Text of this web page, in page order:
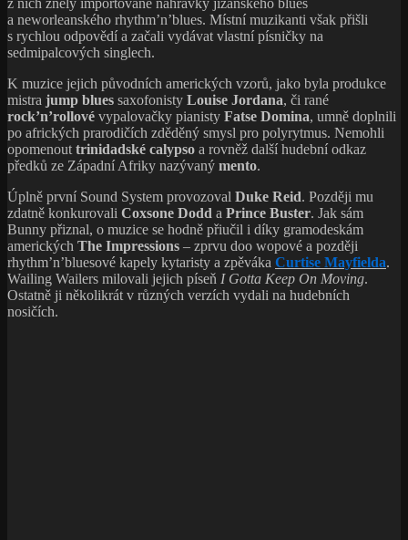
a neworleanského rhythm’n’blues. Místní muzikanti však přišli
s rychlou odpovědí a začali vydávat vlastní písničky na
sedmipalcových singlech.
K muzice jejich původních amerických vzorů, jako byla produkce
mistra jump blues saxofonisty Louise Jordana, či rané
rock’n’rollové vypalovačky pianisty Fatse Domina, umně doplnili
po afrických prarodičích zděděný smysl pro polyrytmus. Nemohli
opomenout trinidadské calypso a rovněž další hudební odkaz
předků ze Západní Afriky nazývaný mento.
Úplně první Sound System provozoval Duke Reid. Později mu
zdatně konkurovali Coxsone Dodd a Prince Buster. Jak sám
Bunny přiznal, o muzice se hodně přiučil i díky gramodeskám
amerických The Impressions – zprvu doo wopové a později
rhythm’n’bluesové kapely kytaristy a zpěváka Curtise Mayfielda.
Wailing Wailers milovali jejich píseň I Gotta Keep On Moving.
Ostatně ji několikrát v různých verzích vydali na hudebních
nosičích.